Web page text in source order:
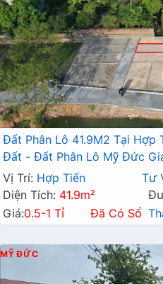
Đất Phân Lô 41.9M2 Tại
Đất - Đất Phân Lô Mỹ Đức
Vị Trí: Hợp Tiến Tư
Diện Tích: 41.9m²
Giá:0.5-1 Tỉ Đã Có Sổ
MỸ ĐỨC